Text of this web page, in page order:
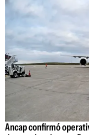
Ancap confirmó